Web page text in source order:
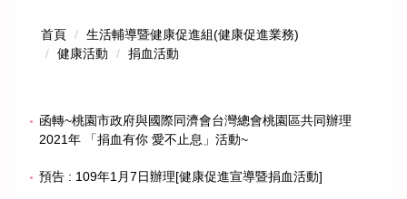
首頁
生活輔導暨健康促進組(健康促進業務)
健康活動
捐血活動
函轉~桃園市政府與國際同濟會台灣總會桃園區共同辦理
2021年 「捐血有你 愛不止息」活動~
預告 : 109年1月7日辦理[健康促進宣導暨捐血活動]